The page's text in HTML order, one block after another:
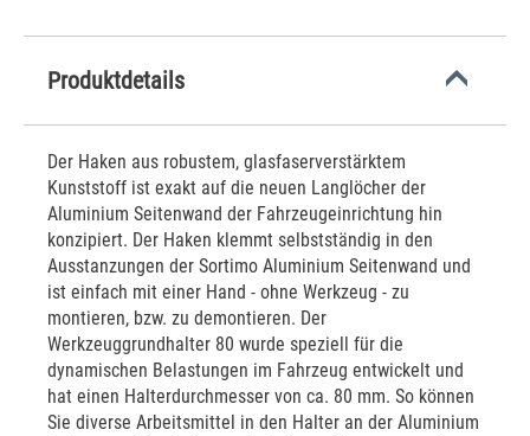
Produktdetails
Der Haken aus robustem, glasfaserverstärktem
Kunststoff ist exakt auf die neuen Langlöcher der
Aluminium Seitenwand der Fahrzeugeinrichtung hin
konzipiert. Der Haken klemmt selbstständig in den
Ausstanzungen der Sortimo Aluminium Seitenwand und
ist einfach mit einer Hand - ohne Werkzeug - zu
montieren, bzw. zu demontieren. Der
Werkzeuggrundhalter 80 wurde speziell für die
dynamischen Belastungen im Fahrzeug entwickelt und
hat einen Halterdurchmesser von ca. 80 mm. So können
Sie diverse Arbeitsmittel in den Halter an der Aluminium